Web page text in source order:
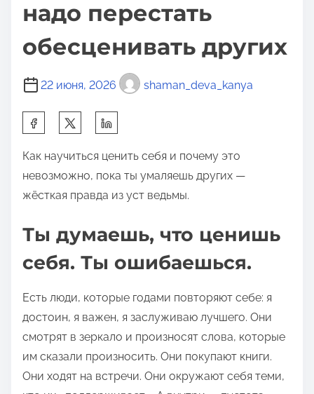
надо перестать
обесценивать других
22 июня, 2026 shaman_deva_kanya
д
е
л
ь
я
э
т
о
й
Как научиться ценить себя и почему это
невозможно, пока ты умаляешь других —
жёсткая правда из уст ведьмы.
Ты думаешь, что ценишь
себя. Ты ошибаешься.
Есть люди, которые годами повторяют себе: я
достоин, я важен, я заслуживаю лучшего. Они
смотрят в зеркало и произносят слова, которые
им сказали произносить. Они покупают книги.
Они ходят на встречи. Они окружают себя теми,